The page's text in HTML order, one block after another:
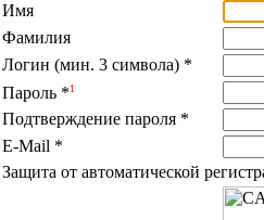
Имя
Фамилия
Логин (мин. 3 символа) *
Пароль *1
Подтверждение пароля *
E-Mail *
Защита от автоматической